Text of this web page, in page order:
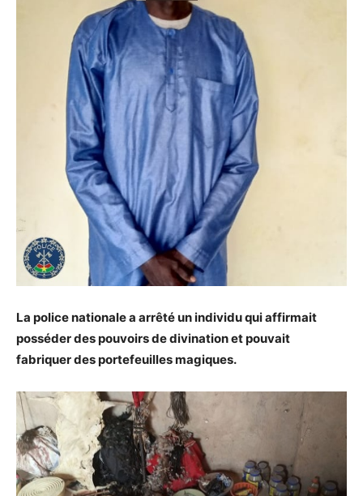
La police nationale a arrêté un individu qui affirmait
posséder des pouvoirs de divination et pouvait
fabriquer des portefeuilles magiques.